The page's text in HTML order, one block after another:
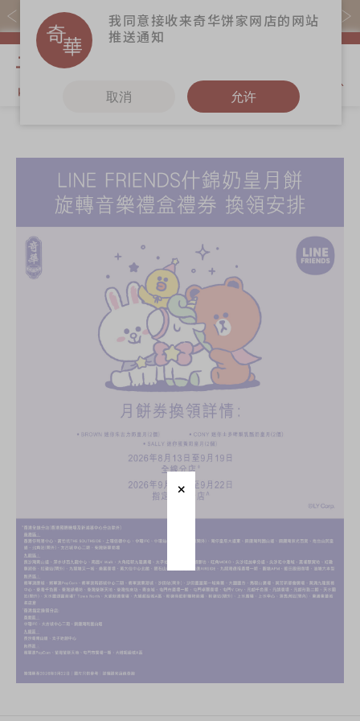
易赏钱会员凭推广码购买现货产品可赚易赏钱($5=1分)
奇华传奇
最新推广
分店网络
商务销售
嫁喜须知
至尊月饼
贺年食品
嫁喜礼饼
手信礼品
家乡饼食
时令食品
茗茶系列
迪士尼系列
奇华LINE
FRIENDS礼盒
所有产品
产品价目表
奇华Fans
奇华工作坊
奇华茶室
加入奇华
EN 繁體
我同意接收来奇华饼家网店的网站
推送通知
取消 允许